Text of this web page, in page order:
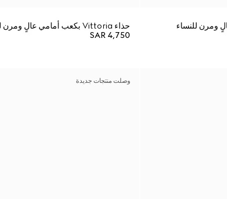
حذاء Vittoria بكعب أمامي عالٍ ومرن للنساء
SAR 4,750
وصلت منتجات جديدة